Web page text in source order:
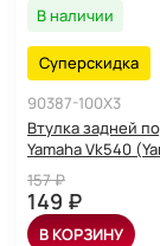
В наличии
Суперскидка
90387-100X3
Втулка задней
Yamaha Vk540
157 ₽
149 ₽
В КОРЗИНУ